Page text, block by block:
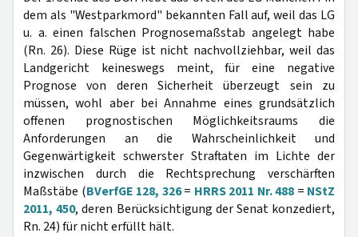
dem als "Westparkmord" bekannten Fall auf, weil das LG
u. a. einen falschen Prognosemaßstab angelegt habe
(Rn. 26). Diese Rüge ist nicht nachvollziehbar, weil das
Landgericht keineswegs meint, für eine negative
Prognose von deren Sicherheit überzeugt sein zu
müssen, wohl aber bei Annahme eines grundsätzlich
offenen prognostischen Möglichkeitsraums die
Anforderungen an die Wahrscheinlichkeit und
Gegenwärtigkeit schwerster Straftaten im Lichte der
inzwischen durch die Rechtsprechung verschärften
Maßstäbe (BVerfGE 128, 326= HRRS 2011 Nr. 488 = NStZ
2011, 450, deren Berücksichtigung der Senat konzediert,
Rn. 24) für nicht erfüllt hält.